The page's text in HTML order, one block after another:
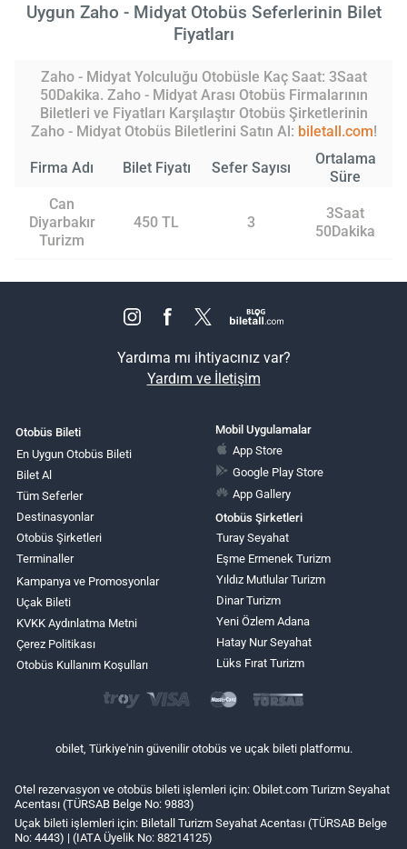
Uygun Zaho - Midyat Otobüs Seferlerinin Bilet
Fiyatları
Zaho - Midyat Yolculuğu Otobüsle Kaç Saat: 3Saat
50Dakika. Zaho - Midyat Arası Otobüs Firmalarının
Biletleri ve Fiyatları Karşılaştır Otobüs Şirketlerinin
Zaho - Midyat Otobüs Biletlerini Satın Al: biletall.com!
Firma Adı Bilet Fiyatı Sefer Sayısı
Ortalama
Süre
Can
Diyarbakır
Turizm
450 TL 3
3Saat
50Dakika
Yardıma mı ihtiyacınız var?
Yardım ve İletişim
Otobüs Bileti
En Uygun Otobüs Bileti
Bilet Al
Tüm Seferler
Destinasyonlar
Otobüs Şirketleri
Terminaller
Kampanya ve Promosyonlar
Uçak Bileti
KVKK Aydınlatma Metni
Çerez Politikası
Otobüs Kullanım Koşulları
Mobil Uygulamalar
App Store
Google Play Store
App Gallery
Otobüs Şirketleri
Turay Seyahat
Eşme Ermenek Turizm
Yıldız Mutlular Turizm
Dinar Turizm
Yeni Özlem Adana
Hatay Nur Seyahat
Lüks Fırat Turizm
obilet, Türkiye'nin güvenilir otobüs ve uçak bileti platformu.
Otel rezervasyon ve otobüs bileti işlemleri için: Obilet.com Turizm Seyahat
Acentası (TÜRSAB Belge No: 9883)
Uçak bileti işlemleri için: Biletall Turizm Seyahat Acentası (TÜRSAB Belge
No: 4443) | (IATA Üyelik No: 88214125)